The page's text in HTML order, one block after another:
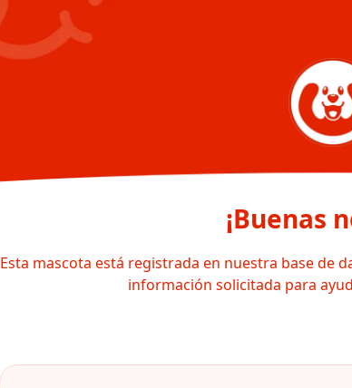
¡Buenas
Esta mascota está registrada en nuestra base de
información solicitada para